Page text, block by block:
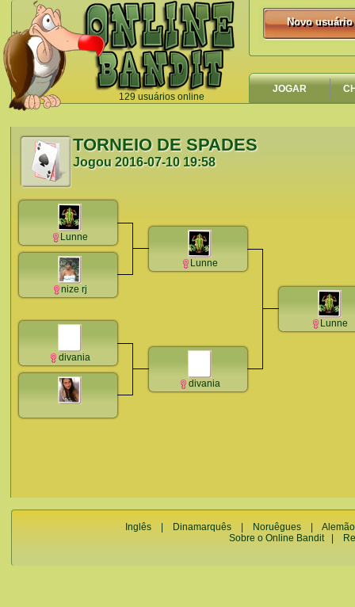
129 usuários online
`
Novo usuário
Novo usuário
JOGAR
TORNEIO DE SPADES
Jogou2016-07-10 19:58
Lunne
nize rj
divania
Lunne
divania
Lunne
Inglês Dinamarquês Noruêgues
Alemão
Sobre o Online Bandit|